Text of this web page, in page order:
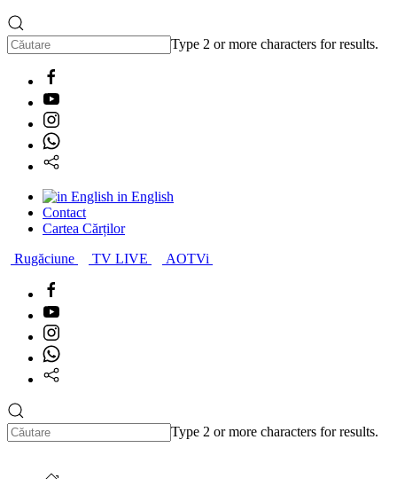
Type 2 or more characters for results.
in English
Contact
Cartea Cărților
Rugăciune
TV LIVE AOTVi
Type 2 or more characters for results.